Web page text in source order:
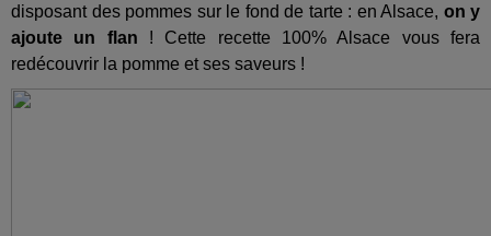
disposant des pommes sur le fond de tarte : en Alsace, on y
ajoute un flan ! Cette recette 100% Alsace vous fera
redécouvrir la pomme et ses saveurs !